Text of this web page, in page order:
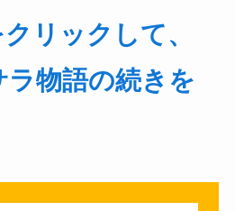
リックして、
物語の続きを